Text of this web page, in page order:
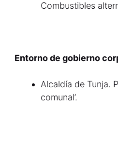
Combustibles
Entorno de gobierno
Alcaldía de Tunja.
comunal’.